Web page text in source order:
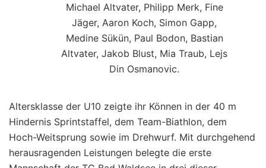
Michael Altvater, Philipp Merk, Fine
Jäger, Aaron Koch, Simon Gapp,
Medine Sükün, Paul Bodon, Bastian
Altvater, Jakob Blust, Mia Traub, Lejs
Din Osmanovic.
Altersklasse der U10 zeigte ihr Können in der 40 m
Hindernis Sprintstaffel, dem Team-Biathlon, dem
Hoch-Weitsprung sowie im Drehwurf. Mit durchgehend
herausragenden Leistungen belegte die erste